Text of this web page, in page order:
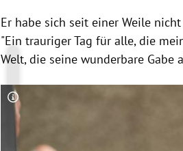
Er habe sich seit einer Weile
"Ein trauriger Tag für alle, die
Welt, die seine wunderbare Gabe
Copyright-Hinweis öffnen/schließen